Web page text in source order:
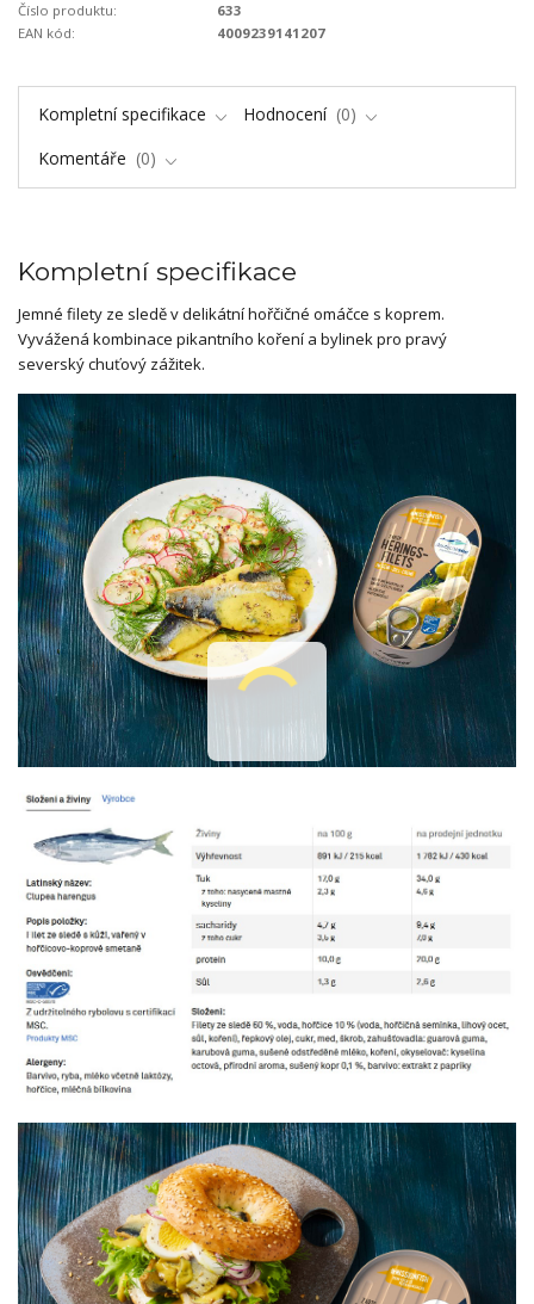
Číslo produktu:
633
EAN kód:
4009239141207
Kompletní specifikace Hodnocení
0
Komentáře
0
Kompletní specifikace
Jemné filety ze sledě v delikátní hořčičné omáčce s koprem.
Vyvážená kombinace pikantního koření a bylinek pro pravý
severský chuťový zážitek.